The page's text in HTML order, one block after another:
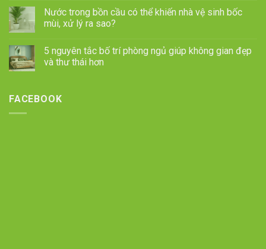
Nước trong bồn cầu có thể khiến nhà vệ sinh bốc
mùi, xử lý ra sao?
5 nguyên tắc bố trí phòng ngủ giúp không gian đẹp
và thư thái hơn
FACEBOOK